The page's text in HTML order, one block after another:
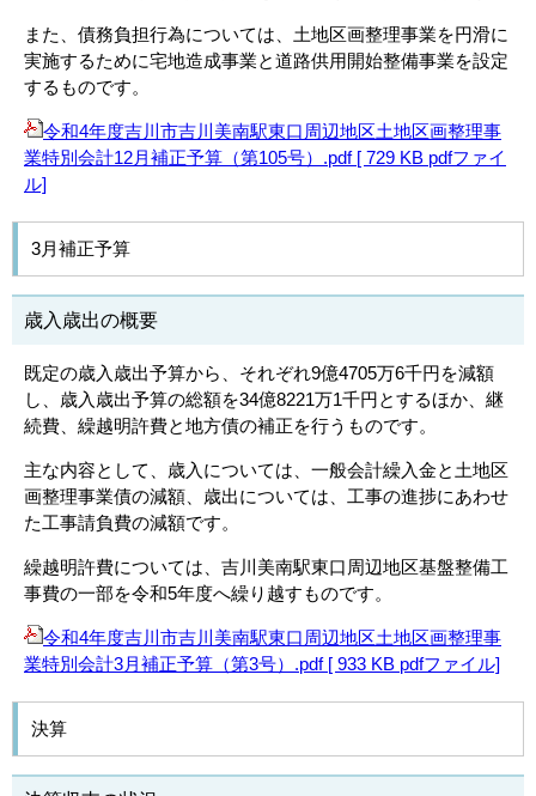
また、債務負担行為については、土地区画整理事業を円滑に
実施するために宅地造成事業と道路供用開始整備事業を設定
するものです。
令和4年度吉川市吉川美南駅東口周辺地区土地区画整理事
業特別会計12月補正予算（第105号）.pdf [ 729 KB pdfファイ
ル]
3月補正予算
歳入歳出の概要
既定の歳入歳出予算から、それぞれ9億4705万6千円を減額
し、歳入歳出予算の総額を34億8221万1千円とするほか、継
続費、繰越明許費と地方債の補正を行うものです。
主な内容として、歳入については、一般会計繰入金と土地区
画整理事業債の減額、歳出については、工事の進捗にあわせ
た工事請負費の減額です。
繰越明許費については、吉川美南駅東口周辺地区基盤整備工
事費の一部を令和5年度へ繰り越すものです。
令和4年度吉川市吉川美南駅東口周辺地区土地区画整理事
業特別会計3月補正予算（第3号）.pdf [ 933 KB pdfファイル]
決算